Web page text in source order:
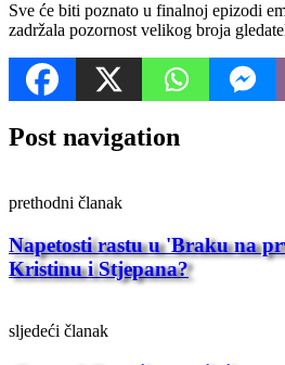
Sve će biti poznato u finalnoj epizodi
zadržala pozornost velikog broja
Post navigation
prethodni članak
Napetosti rastu u 'Braku na
Kristinu i Stjepana?
sljedeći članak